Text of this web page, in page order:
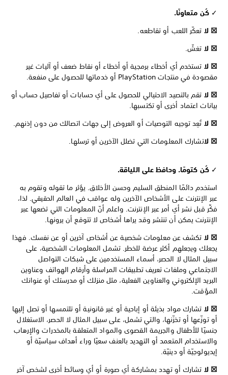
✓كُن متعاونًا.
☒ لا تعكّر اللعب أو تقاطعه.
☒ لا تغشّ.
☒ لا تستخدم أي أخطاء برمجية أو أخطاء أو نقاط ضعف أو آليات غير
مقصودة في منتجات PlayStation أو خدماتها للحصول على منفعة.
☒ لا تقم بالتصيد الاحتيالي للحصول على أي حسابات أو تفاصيل حساب أو
بيانات اعتماد أخرى أو تكتسبها.
☒ لا تُعِد توجيه التوصيات أو العروض إلى جهات اتصالك من دون إذنهم.
☒ لاتشارك المعلومات التي تضلل الآخرين أو ترسلها.
✓كُن كتومًا. وحافظ على اللياقة.
استخدم دائمًا المنطق السليم وحسن الأخلاق. يؤثر ما تقوله وتقوم به
عبر الإنترنت على الأشخاص الآخرين وله عواقب في العالم الحقيقي. لذا،
فكِّر قبل نشر أي أمر عبر الإنترنت. واعلم أنّ المعلومات التي تضعها عبر
الإنترنت يمكن أن تنتشر وقد يراها أشخاص لا تتوقع أن يرونها.
☒ لا تكشف عن معلومات شخصية عن أشخاص آخرين أو عن نفسك. فهذا
يجعلك ويجعلهم أكثر عرضة للخطر. تشمل المعلومات الشخصية، على
سبيل المثال لا الحصر، أسماء المستخدمين على شبكات التواصل
الاجتماعي وملفات تعريف تطبيقات المراسلة وأرقام الهواتف وعناوين
البريد الإلكتروني والعناوين الفعلية، مثل منزلك أو مدرستك أو عنوانك
المؤقت.
☒ لا تشارك مواد بذيئة أو إباحية أو غير قانونية أو تلتمسها أو تصل إليها
أو توزّعها أو تخزّنها، والتي تشمل، على سبيل المثال لا الحصر، الاستغلال
جنسيًا للأطفال والجريمة القصوى والمواد المتعلقة بالمخدرات والإرهاب
والاستخدام المتعمد أو التهديد بالعنف سعيًا وراء أهداف سياسيّة أو
إيديولوجيّة أو دينيّة.
☒ لا تشارك أو تهدد بمشاركة أي صورة أو أي وسائط أخرى لشخص آخر